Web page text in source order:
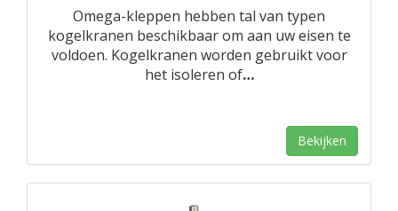
Omega-kleppen hebben tal van typen
kogelkranen beschikbaar om aan uw eisen te
voldoen. Kogelkranen worden gebruikt voor
het isoleren of…
Bekijken